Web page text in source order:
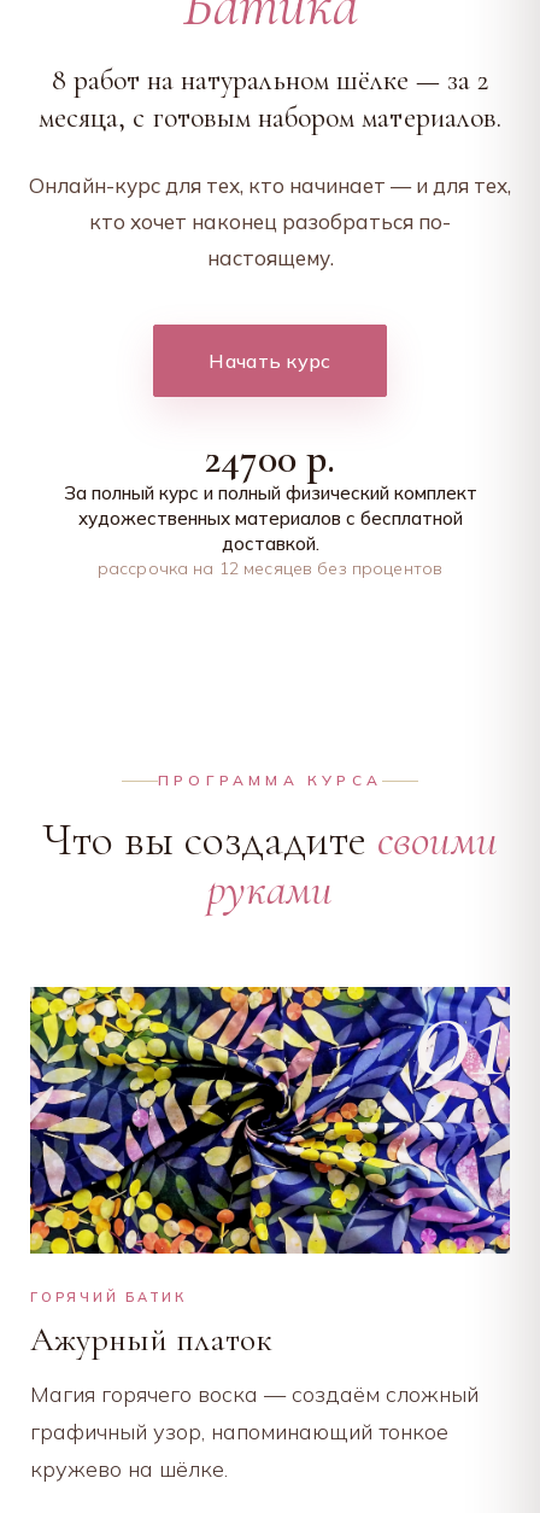
8 работ на натуральном шёлке — за 2
месяца, с готовым набором материалов.
Онлайн-курс для тех, кто начинает — и для тех,
кто хочет наконец разобраться по-
настоящему.
Начать курс
24700 р.
За полный курс и полный физический комплект
художественных материалов с бесплатной
доставкой.
рассрочка на 12 месяцев без процентов
ПРОГРАММА КУРСА
Что вы создадите своими
руками
01
ГОРЯЧИЙ БАТИК
Ажурный платок
Магия горячего воска — создаём сложный
графичный узор, напоминающий тонкое
кружево на шёлке.